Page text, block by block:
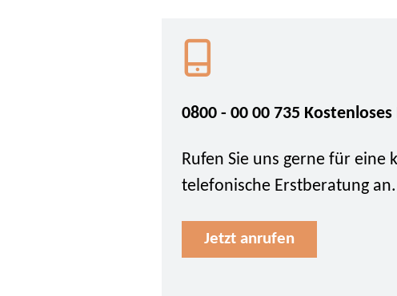
0800 - 00 00 735
Rufen Sie uns gerne für eine
telefonische Erstberatung an.
Jetzt anrufen